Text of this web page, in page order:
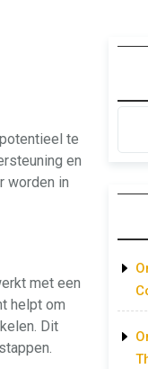
te
en
worden in
met een
helpt om
Dit